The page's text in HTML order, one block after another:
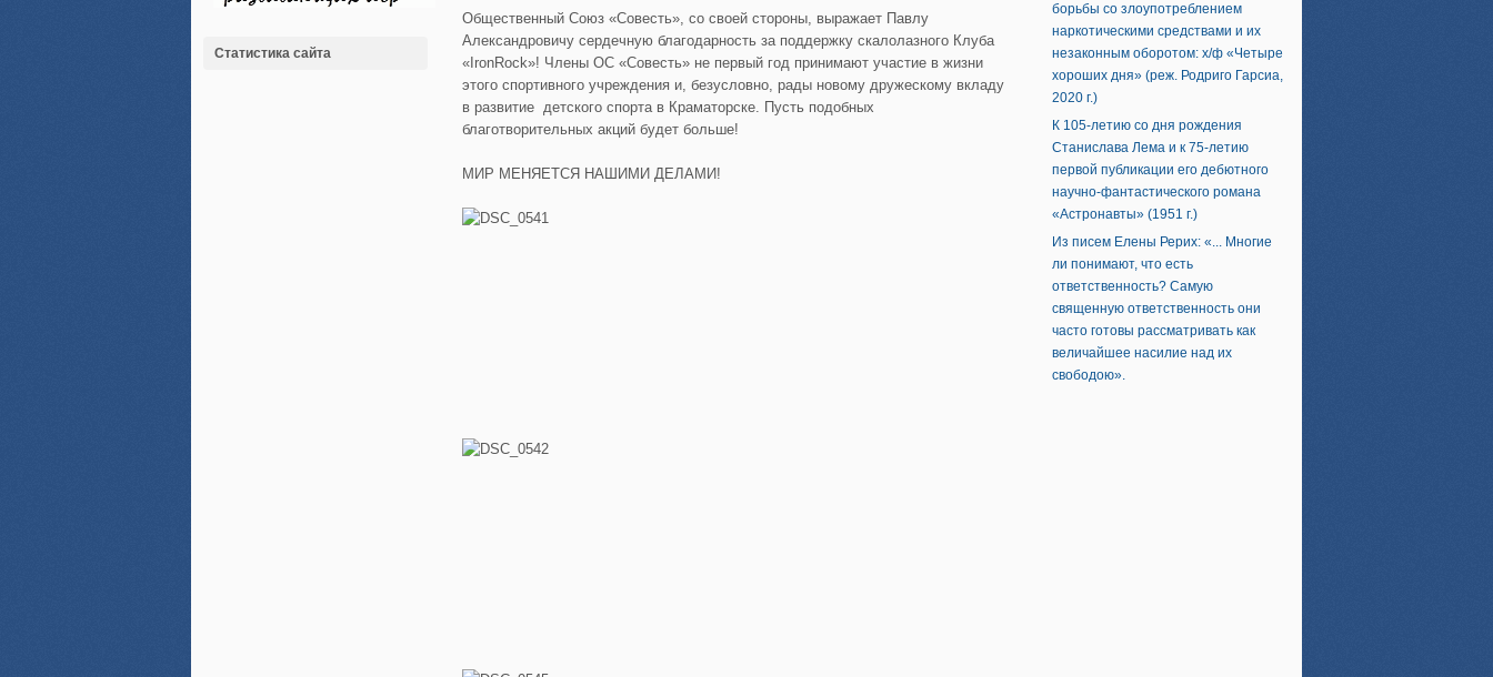
Статистика сайта
Общественный Союз «Совесть», со своей стороны, выражает Павлу
Александровичу сердечную благодарность за поддержку скалолазного Клуба
«IronRock»! Члены ОС «Совесть» не первый год принимают участие в жизни
этого спортивного учреждения и, безусловно, рады новому дружескому вкладу
в развитие детского спорта в Краматорске. Пусть подобных
благотворительных акций будет больше!
МИР МЕНЯЕТСЯ НАШИМИ ДЕЛАМИ!
борьбы со злоупотреблением
наркотическими средствами и их
незаконным оборотом: х/ф «Четыре
хороших дня» (реж. Родриго Гарсиа,
2020 г.)
К 105-летию со дня рождения
Станислава Лема и к 75-летию
первой публикации его дебютного
научно-фантастического романа
«Астронавты» (1951 г.)
Из писем Елены Рерих: «... Многие
ли понимают, что есть
ответственность? Самую
священную ответственность они
часто готовы рассматривать как
величайшее насилие над их
свободою».